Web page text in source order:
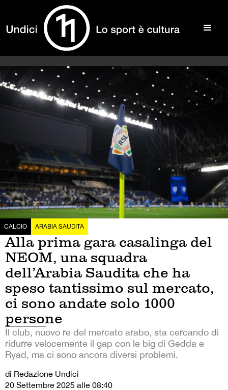
CALCIO ARABIA SAUDITA
Alla prima gara casalinga del
NEOM, una squadra
dell’Arabia Saudita che ha
speso tantissimo sul mercato,
ci sono andate solo 1000
persone
Il club, nuovo re del mercato arabo, sta cercando di
ridurre velocemente il gap con le big di Gedda e
Ryad, ma ci sono ancora diversi problemi.
di Redazione Undici
20 Settembre 2025 alle 08:40